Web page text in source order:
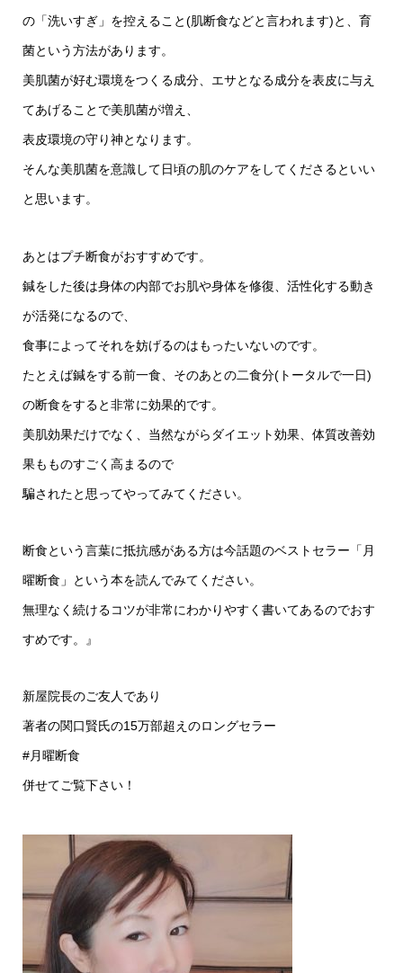
の「洗いすぎ」を控えること(肌断食などと言われます)と、育
菌という方法があります。
美肌菌が好む環境をつくる成分、エサとなる成分を表皮に与え
てあげることで美肌菌が増え、
表皮環境の守り神となります。
そんな美肌菌を意識して日頃の肌のケアをしてくださるといい
と思います。
あとはプチ断食がおすすめです。
鍼をした後は身体の内部でお肌や身体を修復、活性化する動き
が活発になるので、
食事によってそれを妨げるのはもったいないのです。
たとえば鍼をする前一食、そのあとの二食分(トータルで一日)
の断食をすると非常に効果的です。
美肌効果だけでなく、当然ながらダイエット効果、体質改善効
果もものすごく高まるので
騙されたと思ってやってみてください。
断食という言葉に抵抗感がある方は今話題のベストセラー「月
曜断食」という本を読んでみてください。
無理なく続けるコツが非常にわかりやすく書いてあるのでおす
すめです。』
新屋院長のご友人であり
著者の関口賢氏の15万部超えのロングセラー
#月曜断食
併せてご覧下さい！